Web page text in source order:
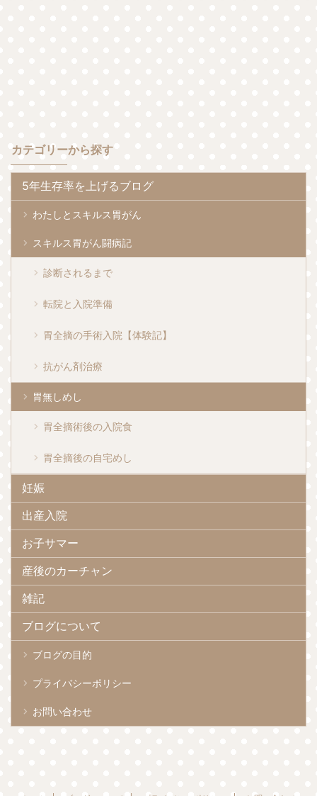
カテゴリーから探す
5年生存率を上げるブログ
わたしとスキルス胃がん
スキルス胃がん闘病記
診断されるまで
転院と入院準備
胃全摘の手術入院【体験記】
抗がん剤治療
胃無しめし
胃全摘術後の入院食
胃全摘後の自宅めし
妊娠
出産入院
お子サマー
産後のカーチャン
雑記
ブログについて
ブログの目的
プライバシーポリシー
お問い合わせ